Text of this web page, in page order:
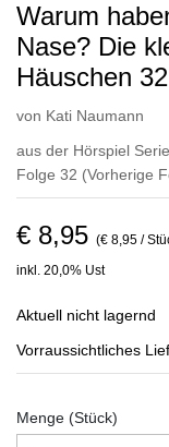
Warum
Nase? Die
Häuschen 32
von Kati Naumann
aus der Hörspiel
Folge 32 (Vorherige
€ 8,95 (€ 8,95 /
inkl. 20,0% Ust
Aktuell nicht lagernd
Vorraussichtliches
Menge (Stück)